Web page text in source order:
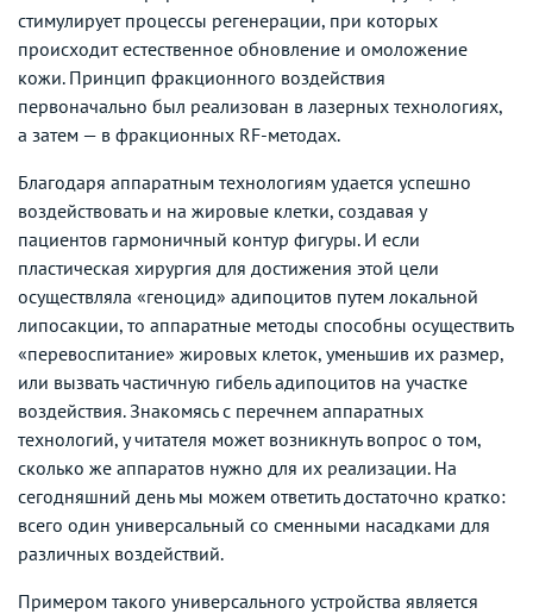
стимулирует процессы регенерации, при которых
происходит естественное обновление и омоложение
кожи. Принцип фракционного воздействия
первоначально был реализован в лазерных технологиях,
а затем — в фракционных RF-методах.
Благодаря аппаратным технологиям удается успешно
воздействовать и на жировые клетки, создавая у
пациентов гармоничный контур фигуры. И если
пластическая хирургия для достижения этой цели
осуществляла «геноцид» адипоцитов путем локальной
липосакции, то аппаратные методы способны осуществить
«перевоспитание» жировых клеток, уменьшив их размер,
или вызвать частичную гибель адипоцитов на участке
воздействия. Знакомясь с перечнем аппаратных
технологий, у читателя может возникнуть вопрос о том,
сколько же аппаратов нужно для их реализации. На
сегодняшний день мы можем ответить достаточно кратко:
всего один универсальный со сменными насадками для
различных воздействий.
Примером такого универсального устройства является